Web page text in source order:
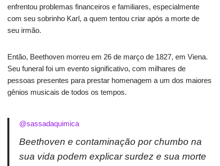
enfrentou problemas financeiros e familiares, especialmente
com seu sobrinho Karl, a quem tentou criar após a morte de
seu irmão.
Então, Beethoven morreu em 26 de março de 1827, em Viena.
Seu funeral foi um evento significativo, com milhares de
pessoas presentes para prestar homenagem a um dos maiores
gênios musicais de todos os tempos.
@sassadaquimica
Beethoven e contaminação por chumbo na
sua vida podem explicar surdez e sua morte